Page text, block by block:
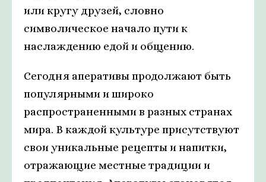
или кругу друзей, словно
символическое начало пути к
наслаждению едой и общению.
Сегодня аперативы продолжают быть
популярными и широко
распространенными в разных странах
мира. В каждой культуре присутствуют
свои уникальные рецепты и напитки,
отражающие местные традиции и